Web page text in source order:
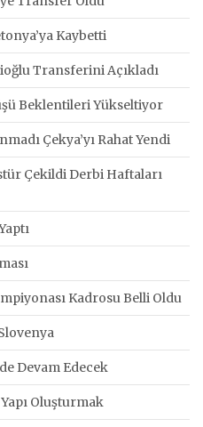
Kaybetti
Transferini Açıkladı
Beklentileri Yükseltiyor
Çekya’yı Rahat Yendi
Çekildi Derbi Haftaları
Kadrosu Belli Oldu
Devam Edecek
Yapı Oluşturmak